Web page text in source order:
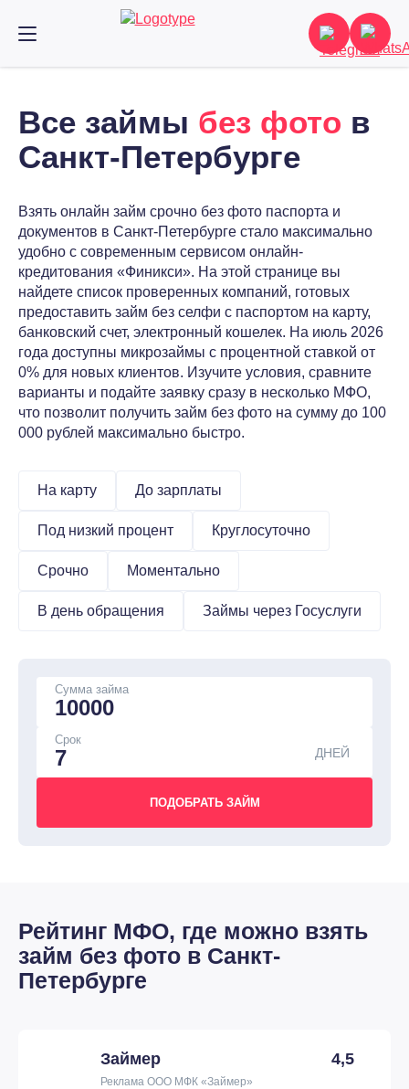
Все займы без фото в
Санкт-Петербурге
Взять онлайн займ срочно без фото паспорта и
документов в Санкт-Петербурге стало максимально
удобно с современным сервисом онлайн-
кредитования «Финикси». На этой странице вы
найдете список проверенных компаний, готовых
предоставить займ без селфи с паспортом на карту,
банковский счет, электронный кошелек. На июль 2026
года доступны микрозаймы с процентной ставкой от
0% для новых клиентов. Изучите условия, сравните
варианты и подайте заявку сразу в несколько МФО,
что позволит получить займ без фото на сумму до 100
000 рублей максимально быстро.
На карту До зарплаты
Под низкий процент Круглосуточно
Срочно Моментально
В день обращения Займы через Госуслуги
Сумма займа
Срок
ДНЕЙ
Рейтинг МФО, где можно взять
займ без фото в Санкт-
Петербурге
Займер 4,5
Реклама ООО МФК «Займер»